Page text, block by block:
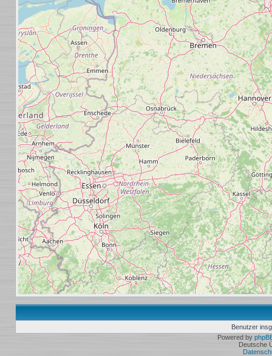
Benutzer
Powered by
Deutsche